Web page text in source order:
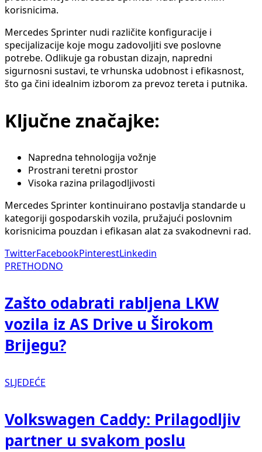
korisnicima.
Mercedes Sprinter nudi različite konfiguracije i
specijalizacije koje mogu zadovoljiti sve poslovne
potrebe. Odlikuje ga robustan dizajn, napredni
sigurnosni sustavi, te vrhunska udobnost i efikasnost,
što ga čini idealnim izborom za prevoz tereta i putnika.
Ključne značajke:
Napredna tehnologija vožnje
Prostrani teretni prostor
Visoka razina prilagodljivosti
Mercedes Sprinter kontinuirano postavlja standarde u
kategoriji gospodarskih vozila, pružajući poslovnim
korisnicima pouzdan i efikasan alat za svakodnevni rad.
TwitterFacebookPinterestLinkedin
PRETHODNO
Zašto odabrati rabljena LKW
vozila iz AS Drive u Širokom
Brijegu?
SLJEDEĆE
Volkswagen Caddy: Prilagodljiv
partner u svakom poslu